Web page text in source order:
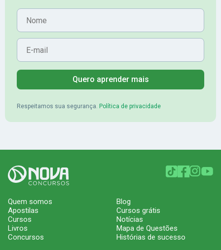
Nome
E-mail
Quero aprender mais
Respeitamos sua segurança. Política de privacidade
Quem somos
Apostilas
Cursos
Livros
Concursos
Blog
Cursos grátis
Notícias
Mapa de Questões
Histórias de sucesso